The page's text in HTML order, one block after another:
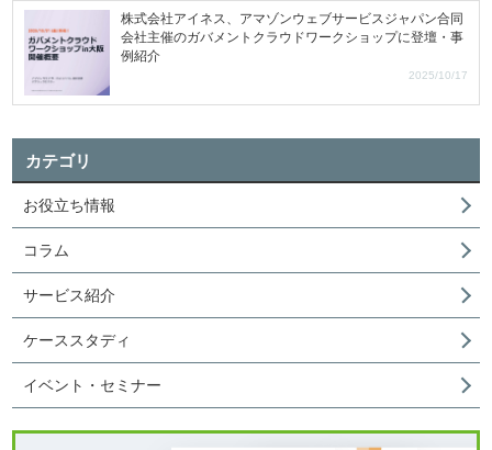
株式会社アイネス、アマゾンウェブサービスジャパン合同
会社主催のガバメントクラウドワークショップに登壇・事
例紹介
2025/10/17
カテゴリ
お役立ち情報
コラム
サービス紹介
ケーススタディ
イベント・セミナー